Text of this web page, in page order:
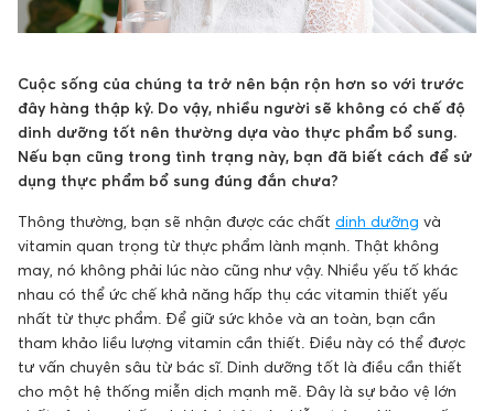
Cuộc sống của chúng ta trở nên bận rộn hơn so với trước
đây hàng thập kỷ. Do vậy, nhiều người sẽ không có chế độ
dinh dưỡng tốt nên thường dựa vào thực phẩm bổ sung.
Nếu bạn cũng trong tình trạng này, bạn đã biết cách để sử
dụng thực phẩm bổ sung đúng đắn chưa?
Thông thường, bạn sẽ nhận được các chất dinh dưỡng và
vitamin quan trọng từ thực phẩm lành mạnh. Thật không
may, nó không phải lúc nào cũng như vậy. Nhiều yếu tố khác
nhau có thể ức chế khả năng hấp thụ các vitamin thiết yếu
nhất từ ​​thực phẩm. Để giữ sức khỏe và an toàn, bạn cần
tham khảo liều lượng vitamin cần thiết. Điều này có thể được
tư vấn chuyên sâu từ bác sĩ. Dinh dưỡng tốt là điều cần thiết
cho một hệ thống miễn dịch mạnh mẽ. Đây là sự bảo vệ lớn